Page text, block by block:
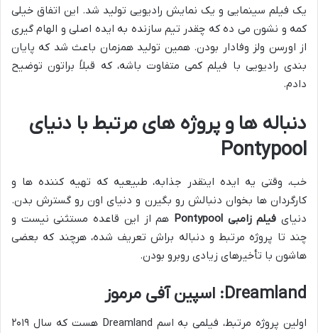
یک فیلم سینمایی و یک نمایش رادیویی تولید شد. این اتفاق خیلی
کمه و نشون می ده که چقدر تیم سازنده به ایده اصلی و الهام گیری
از اورسن ولز وفادار بودن. همین تولید همزمان باعث شد که پایان
بندی رادیویی با فیلم کمی متفاوت باشه، که قبلاً براتون توضیح
دادم.
دنباله ها و پروژه های مرتبط با دنیای
Pontypool
خب، وقتی یه ایده اینقدر جذابه، طبیعیه که تهیه کننده ها و
کارگردان ها بخوان دنبالش رو بگیرن و دنیای اون رو گسترش بدن.
دنیای فیلم زامبی Pontypool
هم از این قاعده مستثنی نیست و
چند تا پروژه مرتبط و دنباله براش تعریف شده، هرچند که بعضی
هاشون با تأخیرهای زیادی روبرو بودن.
Dreamland: اسپین آفی مرموز
اولین پروژه مرتبط، فیلمی به اسم Dreamland هست که سال ۲۰۱۹